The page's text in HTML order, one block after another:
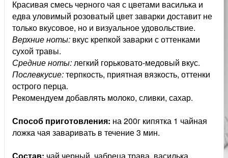
Красивая смесь черного чая с цветами василька и
едва уловимый розоватый цвет заварки доста­вит не
только вкусовое, но и визуальное удоволь­ствие.
Верхние ноты: вкус крепкой заварки с оттенками
сухой травы.
Средние ноты:легкий горьковато-ме­довый вкус.
Послевкусие:терпкость, приятная вяз­кость, оттенки
острого перца.
Рекомендуем добавлять молоко, сливки, сахар.
Способ приготовления: на 200г кипятка 1 чайная
ложка чая заваривать в течение 3 мин.